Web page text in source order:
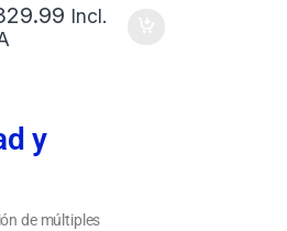
Incl.
y
de múltiples